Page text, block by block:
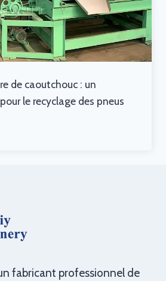
de caoutchouc : un
le recyclage des pneus
fabricant professionnel de